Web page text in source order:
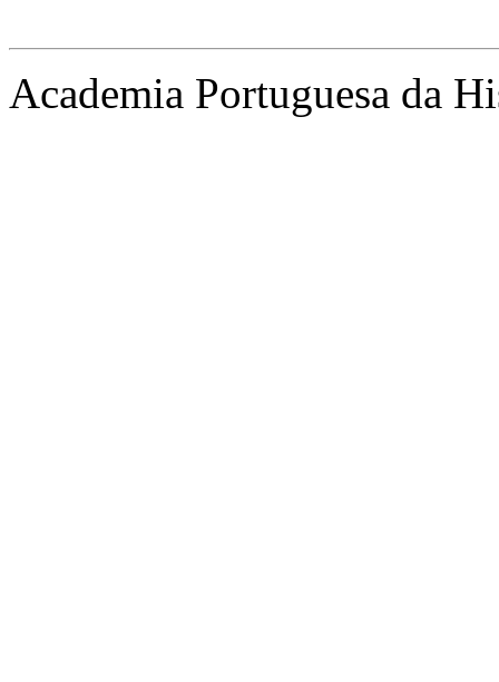
Academia Portuguesa da